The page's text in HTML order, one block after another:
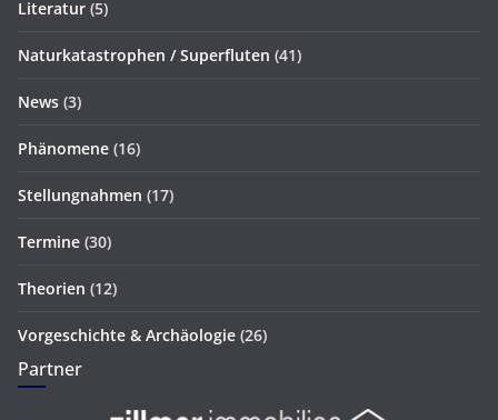
Literatur (5)
Naturkatastrophen / Superfluten (41)
News (3)
Phänomene (16)
Stellungnahmen (17)
Termine (30)
Theorien (12)
Vorgeschichte & Archäologie (26)
Partner